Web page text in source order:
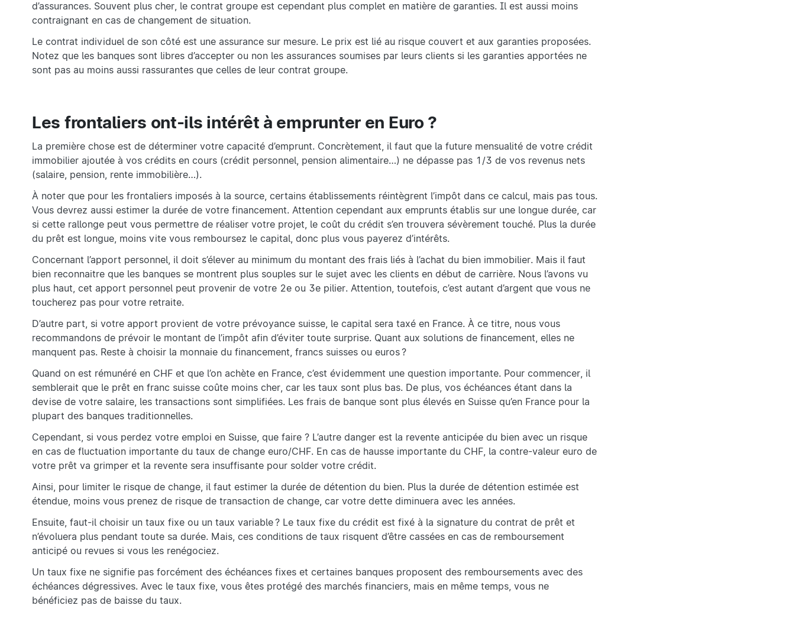
d’assurances. Souvent plus cher, le contrat groupe est cependant plus complet en matière de garanties. Il est aussi moins
contraignant en cas de changement de situation.
Le contrat individuel de son côté est une assurance sur mesure. Le prix est lié au risque couvert et aux garanties proposées.
Notez que les banques sont libres d’accepter ou non les assurances soumises par leurs clients si les garanties apportées ne
sont pas au moins aussi rassurantes que celles de leur contrat groupe.
Les frontaliers ont-ils intérêt à emprunter en Euro ?
La première chose est de déterminer votre capacité d’emprunt. Concrètement, il faut que la future mensualité de votre crédit
immobilier ajoutée à vos crédits en cours (crédit personnel, pension alimentaire…) ne dépasse pas 1/3 de vos revenus nets
(salaire, pension, rente immobilière…).
À noter que pour les frontaliers imposés à la source, certains établissements réintègrent l’impôt dans ce calcul, mais pas tous.
Vous devrez aussi estimer la durée de votre financement. Attention cependant aux emprunts établis sur une longue durée, car
si cette rallonge peut vous permettre de réaliser votre projet, le coût du crédit s’en trouvera sévèrement touché. Plus la durée
du prêt est longue, moins vite vous remboursez le capital, donc plus vous payerez d’intérêts.
Concernant l’apport personnel, il doit s’élever au minimum du montant des frais liés à l’achat du bien immobilier. Mais il faut
bien reconnaitre que les banques se montrent plus souples sur le sujet avec les clients en début de carrière. Nous l’avons vu
plus haut, cet apport personnel peut provenir de votre 2e ou 3e pilier. Attention, toutefois, c’est autant d’argent que vous ne
toucherez pas pour votre retraite.
D’autre part, si votre apport provient de votre prévoyance suisse, le capital sera taxé en France. À ce titre, nous vous
recommandons de prévoir le montant de l’impôt afin d’éviter toute surprise. Quant aux solutions de financement, elles ne
manquent pas. Reste à choisir la monnaie du financement, francs suisses ou euros ?
Quand on est rémunéré en CHF et que l’on achète en France, c’est évidemment une question importante. Pour commencer, il
semblerait que le prêt en franc suisse coûte moins cher, car les taux sont plus bas. De plus, vos échéances étant dans la
devise de votre salaire, les transactions sont simplifiées. Les frais de banque sont plus élevés en Suisse qu’en France pour la
plupart des banques traditionnelles.
Cependant, si vous perdez votre emploi en Suisse, que faire ? L’autre danger est la revente anticipée du bien avec un risque
en cas de fluctuation importante du taux de change euro/CHF. En cas de hausse importante du CHF, la contre-valeur euro de
votre prêt va grimper et la revente sera insuffisante pour solder votre crédit.
Ainsi, pour limiter le risque de change, il faut estimer la durée de détention du bien. Plus la durée de détention estimée est
étendue, moins vous prenez de risque de transaction de change, car votre dette diminuera avec les années.
Ensuite, faut-il choisir un taux fixe ou un taux variable ? Le taux fixe du crédit est fixé à la signature du contrat de prêt et
n’évoluera plus pendant toute sa durée. Mais, ces conditions de taux risquent d’être cassées en cas de remboursement
anticipé ou revues si vous les renégociez.
Un taux fixe ne signifie pas forcément des échéances fixes et certaines banques proposent des remboursements avec des
échéances dégressives. Avec le taux fixe, vous êtes protégé des marchés financiers, mais en même temps, vous ne
bénéficiez pas de baisse du taux.